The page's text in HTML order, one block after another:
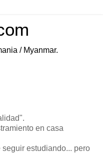
/ Myanmar.
en casa
estudiando... pero